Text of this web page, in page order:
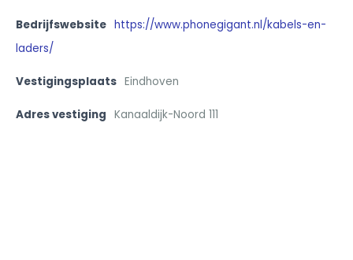
Bedrijfswebsite https://www.phonegigant.nl/kabels-en-
laders/
Vestigingsplaats Eindhoven
Adres vestiging Kanaaldijk-Noord 111